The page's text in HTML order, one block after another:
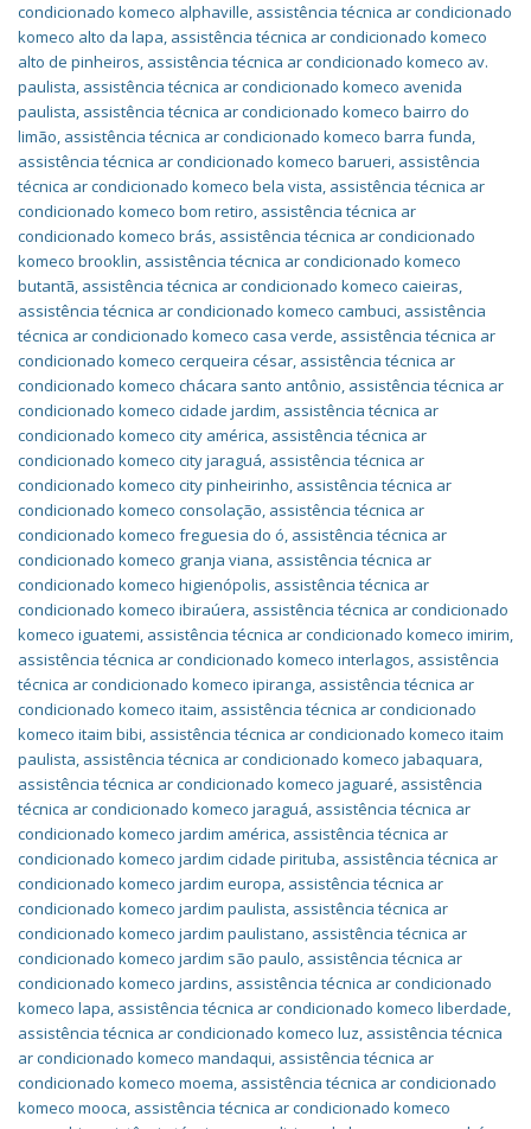
condicionado komeco alphaville, assistência técnica ar condicionado
komeco alto da lapa, assistência técnica ar condicionado komeco
alto de pinheiros, assistência técnica ar condicionado komeco av.
paulista, assistência técnica ar condicionado komeco avenida
paulista, assistência técnica ar condicionado komeco bairro do
limão, assistência técnica ar condicionado komeco barra funda,
assistência técnica ar condicionado komeco barueri, assistência
técnica ar condicionado komeco bela vista, assistência técnica ar
condicionado komeco bom retiro, assistência técnica ar
condicionado komeco brás, assistência técnica ar condicionado
komeco brooklin, assistência técnica ar condicionado komeco
butantã, assistência técnica ar condicionado komeco caieiras,
assistência técnica ar condicionado komeco cambuci, assistência
técnica ar condicionado komeco casa verde, assistência técnica ar
condicionado komeco cerqueira césar, assistência técnica ar
condicionado komeco chácara santo antônio, assistência técnica ar
condicionado komeco cidade jardim, assistência técnica ar
condicionado komeco city américa, assistência técnica ar
condicionado komeco city jaraguá, assistência técnica ar
condicionado komeco city pinheirinho, assistência técnica ar
condicionado komeco consolação, assistência técnica ar
condicionado komeco freguesia do ó, assistência técnica ar
condicionado komeco granja viana, assistência técnica ar
condicionado komeco higienópolis, assistência técnica ar
condicionado komeco ibiraúera, assistência técnica ar condicionado
komeco iguatemi, assistência técnica ar condicionado komeco imirim,
assistência técnica ar condicionado komeco interlagos, assistência
técnica ar condicionado komeco ipiranga, assistência técnica ar
condicionado komeco itaim, assistência técnica ar condicionado
komeco itaim bibi, assistência técnica ar condicionado komeco itaim
paulista, assistência técnica ar condicionado komeco jabaquara,
assistência técnica ar condicionado komeco jaguaré, assistência
técnica ar condicionado komeco jaraguá, assistência técnica ar
condicionado komeco jardim américa, assistência técnica ar
condicionado komeco jardim cidade pirituba, assistência técnica ar
condicionado komeco jardim europa, assistência técnica ar
condicionado komeco jardim paulista, assistência técnica ar
condicionado komeco jardim paulistano, assistência técnica ar
condicionado komeco jardim são paulo, assistência técnica ar
condicionado komeco jardins, assistência técnica ar condicionado
komeco lapa, assistência técnica ar condicionado komeco liberdade,
assistência técnica ar condicionado komeco luz, assistência técnica
ar condicionado komeco mandaqui, assistência técnica ar
condicionado komeco moema, assistência técnica ar condicionado
komeco mooca, assistência técnica ar condicionado komeco